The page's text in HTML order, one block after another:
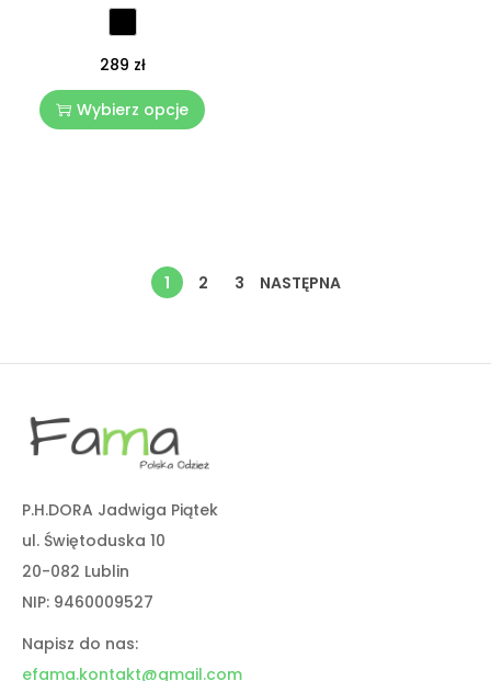
289 zł
Wybierz opcje
1 2 3 NASTĘPNA
P.H.DORA Jadwiga Piątek
ul. Świętoduska 10
20-082 Lublin
NIP: 9460009527
Napisz do nas:
efama.kontakt@gmail.com